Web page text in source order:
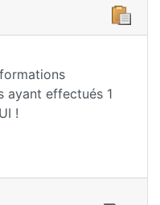
ayant effectués 1
!